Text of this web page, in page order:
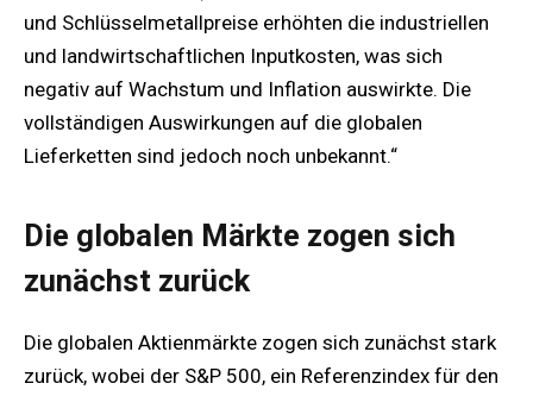
und Schlüsselmetallpreise erhöhten die industriellen
und landwirtschaftlichen Inputkosten, was sich
negativ auf Wachstum und Inflation auswirkte. Die
vollständigen Auswirkungen auf die globalen
Lieferketten sind jedoch noch unbekannt.“
Die globalen Märkte zogen sich
zunächst zurück
Die globalen Aktienmärkte zogen sich zunächst stark
zurück, wobei der S&P 500, ein Referenzindex für den